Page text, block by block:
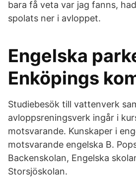
bara få veta var jag fanns,
spolats ner i avloppet.
Engelska
Enköpings
Studiebesök till vattenverk
avloppsreningsverk ingår i
motsvarande. Kunskaper i
motsvarande engelska B.
Backenskolan, Engelska
Storsjöskolan.